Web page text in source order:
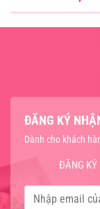
ĐĂNG KÝ
Dành cho khách
ĐĂNG KÝ